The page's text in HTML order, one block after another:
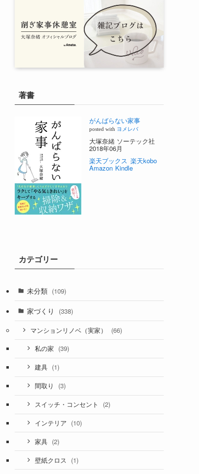
著書
がんばらない家事
posted with ヨメレバ
大塚奈緒 ソーテック社
2018年06月
楽天ブックス 楽天kobo
Amazon Kindle
カテゴリー
未分類 (109)
家づくり (338)
マンションリノベ（実家） (66)
私の家 (39)
建具 (1)
間取り (3)
スイッチ・コンセント (2)
インテリア (10)
家具 (2)
壁紙クロス (1)